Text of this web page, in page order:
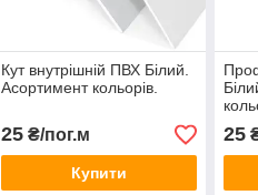
Кут внутрішній ПВХ Білий.
Асортимент кольорів.
25₴/пог.м
Купити
25